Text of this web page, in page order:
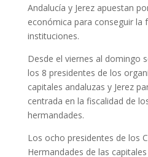
Andalucía y Jerez apuestan
económica para conseguir la
instituciones.
Desde el viernes al domingo
los 8 presidentes de los
capitales andaluzas y Jerez
centrada en la fiscalidad de
hermandades.
Los ocho presidentes de los
Hermandades de las